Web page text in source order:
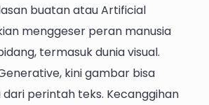
Penggunaan
AI
Image
Generative,
Tingkatkan
buatan atau Artificial
menggeser peran manusia
termasuk dunia visual.
kini gambar bisa
perintah teks. Kecanggihan